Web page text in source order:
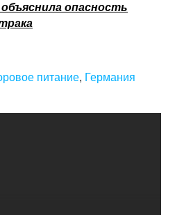
опасность
питание, Германия